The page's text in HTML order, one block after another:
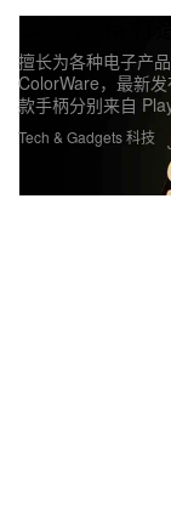
Tech & Gadgets 科技
Colorware 打
擅长为各种电子产
ColorWare，最新
款手柄分别来自